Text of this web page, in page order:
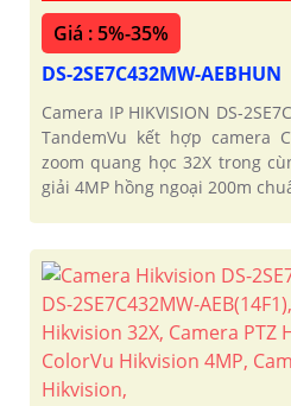
Giá : 5%-35%
DS-2SE7C432MW-AEBHUN
Camera IP HIKVISION DS-
TandemVu kết hợp camera
zoom quang học 32X trong
giải 4MP hồng ngoại 200m